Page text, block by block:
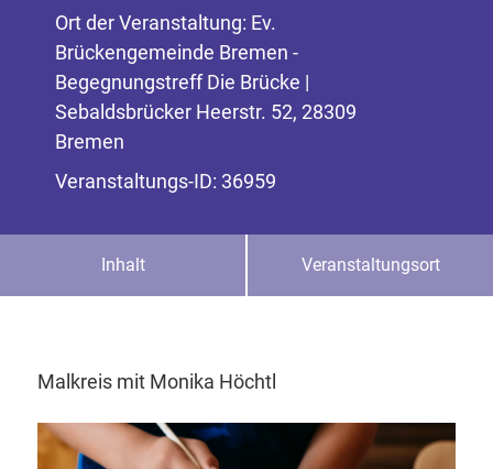
Ort der Veranstaltung: Ev.
Brückengemeinde Bremen -
Begegnungstreff Die Brücke |
Sebaldsbrücker Heerstr. 52, 28309
Bremen
Veranstaltungs-ID: 36959
Inhalt Veranstaltungsort
Malkreis mit Monika Höchtl